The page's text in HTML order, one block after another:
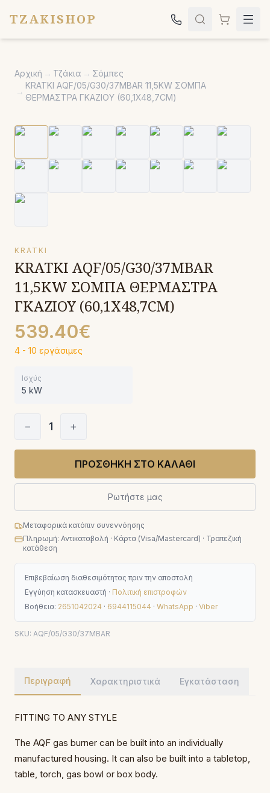
TZAKISHOP
Σόμπες
Ψησταριές
Κήπος
Επικοινωνία
Αρχική → Τζάκια → Σόμπες
→
KRATKI AQF/05/G30/37MBAR 11,5KW ΣΟΜΠΑ
ΘΕΡΜΑΣΤΡΑ ΓΚΑΖΙΟΥ (60,1X48,7CM)
KRATKI
KRATKI AQF/05/G30/37MBAR
11,5KW ΣΟΜΠΑ ΘΕΡΜΑΣΤΡΑ
ΓΚΑΖΙΟΥ (60,1X48,7CM)
539.40€
4 - 10 εργάσιμες
Ισχύς
5 kW
− 1 +
ΠΡΟΣΘΗΚΗ ΣΤΟ ΚΑΛΑΘΙ
Ρωτήστε μας
Μεταφορικά κατόπιν συνεννόησης
Πληρωμή: Αντικαταβολή · Κάρτα (Visa/Mastercard) · Τραπεζική
κατάθεση
Επιβεβαίωση διαθεσιμότητας πριν την αποστολή
Εγγύηση κατασκευαστή · Πολιτική επιστροφών
Βοήθεια: 2651042024 · 6944115044 · WhatsApp · Viber
SKU: AQF/05/G30/37MBAR
Περιγραφή Χαρακτηριστικά Εγκατάσταση
FITTING TO ANY STYLE
The AQF gas burner can be built into an individually
manufactured housing. It can also be built into a tabletop,
table, torch, gas bowl or box body.